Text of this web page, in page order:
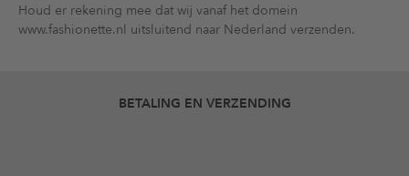
Houd er rekening mee dat wij vanaf het domein
www.fashionette.nl uitsluitend naar Nederland verzenden.
BETALING EN VERZENDING